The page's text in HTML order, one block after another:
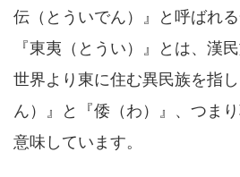
伝（とういでん）』と呼ばれる
『東夷（とうい）』とは、漢
世界より東に住む異民族を指
ん）』と『倭（わ）』、つま
意味しています。